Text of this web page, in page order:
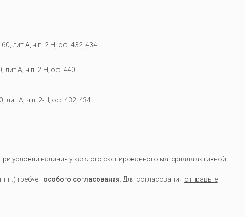
лит.А, ч.п. 2-Н, оф. 432, 434
лит.А, ч.п. 2-Н, оф. 440
лит.А, ч.п. 2-Н, оф. 432, 434
условии наличия у каждого скопированного материала активной
требует особого согласования. Для согласования отправьте